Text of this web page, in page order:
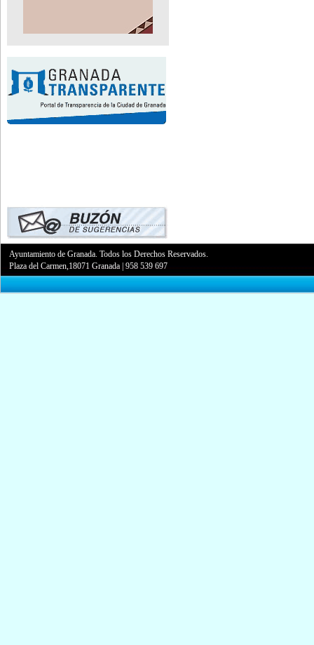
Ayuntamiento de Granada. Todos los Derechos Reservados.
Plaza del Carmen,18071 Granada |958 539 697